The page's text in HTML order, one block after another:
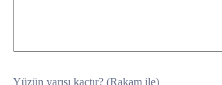
Yüzün yarısı kaçtır? (Rakam ile)